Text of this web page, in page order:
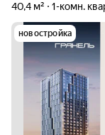
40,4 м²
1-комн.
новостройка